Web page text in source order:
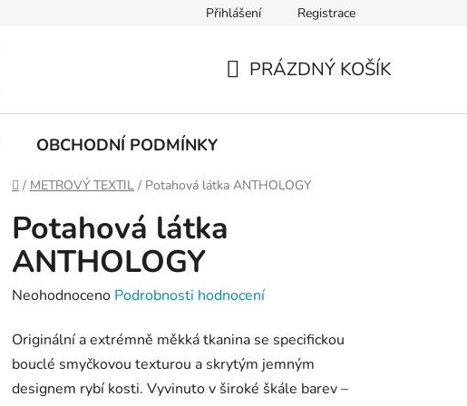
PODMÍNKY OCHRANY OSOBNÍCH ÚDAJŮ
Přihlášení Registrace
PRÁZDNÝ KOŠÍK
OBCHODNÍ PODMÍNKY
Domů
/ METROVÝ TEXTIL / Potahová látka ANTHOLOGY
Potahová látka
ANTHOLOGY
Průměrné
produktu
je
0,0
Neohodnoceno Podrobnosti hodnocení
Originální a extrémně měkká tkanina se specifickou
bouclé smyčkovou texturou a skrytým jemným
designem rybí kosti. Vyvinuto v široké škále barev –